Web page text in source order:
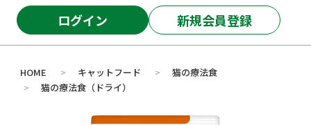
ログイン 新規会員登録
HOME > キャットフード > 猫の療法食
> 猫の療法食（ドライ）